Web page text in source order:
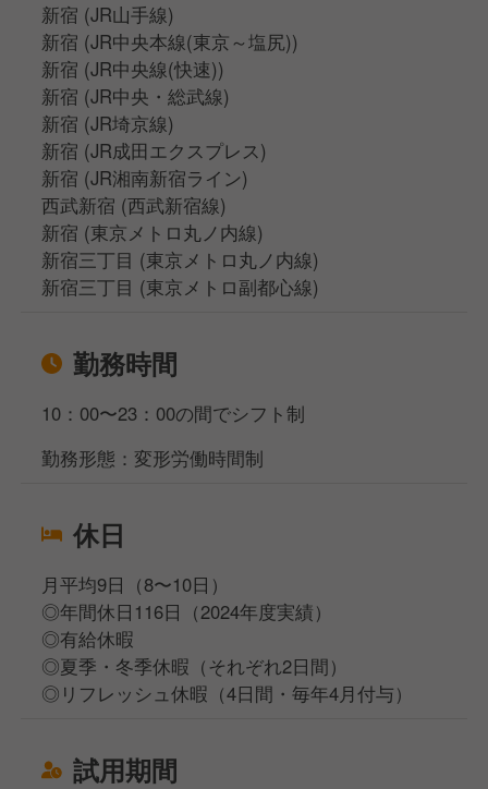
新宿 (JR山手線)
新宿 (JR中央本線(東京～塩尻))
新宿 (JR中央線(快速))
新宿 (JR中央・総武線)
新宿 (JR埼京線)
新宿 (JR成田エクスプレス)
新宿 (JR湘南新宿ライン)
西武新宿 (西武新宿線)
新宿 (東京メトロ丸ノ内線)
新宿三丁目 (東京メトロ丸ノ内線)
新宿三丁目 (東京メトロ副都心線)
勤務時間
10：00〜23：00の間でシフト制
勤務形態：変形労働時間制
休日
月平均9日（8〜10日）
◎年間休日116日（2024年度実績）
◎有給休暇
◎夏季・冬季休暇（それぞれ2日間）
◎リフレッシュ休暇（4日間・毎年4月付与）
試用期間